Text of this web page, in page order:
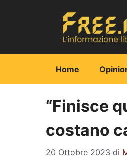
Home
“Finisce
costano
20 Ottobre 2023 di